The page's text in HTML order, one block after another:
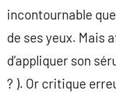
incontournable
de ses yeux. Mais
d’appliquer son
? ). Or critique